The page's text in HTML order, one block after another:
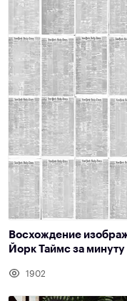
Восхождение
Йорк Таймс за минуту
1902